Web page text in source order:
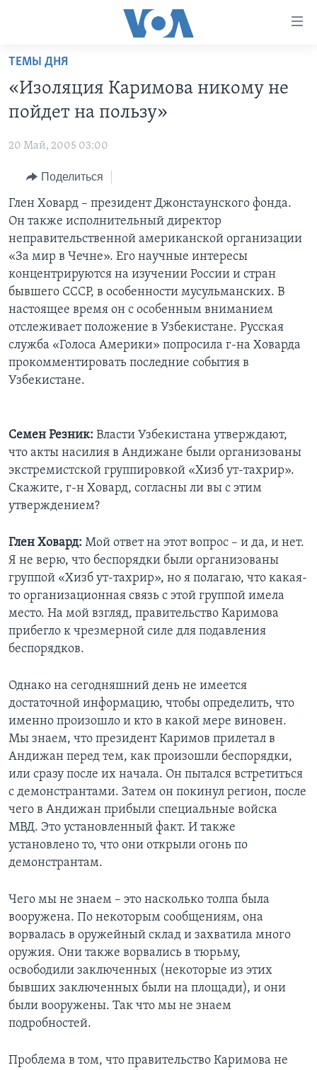
Перейти
основной
контент
навигации
Перейти
поиск
ПРОГРАММЫ
НОВОСТИ ЗА МИНУТУ
ИТОГИ
ПОЧЕМУ ЭТО ВАЖНО?
ДЕТАЛИ
НЬЮ-ЙОРК NEW YORK
АМЕРИКА. БОЛЬШОЕ ПУТЕШЕСТВИЕ
УЧИМ АНГЛИЙСКИЙ
НАША АМЕРИКАНСКАЯ ИСТОРИЯ
А КАК В АМЕРИКЕ?
АМЕРИКАНСКИЕ ГОРОДКИ
ТЕСТЫ
ЭКСПЕРТИЗА
ИНТЕРВЬЮ
ФАКТЫ ПРОТИВ ФЕЙКОВ
ЗА СВОБОДУ ПРЕССЫ
УЧИМ АНГЛИЙСКИЙ
ВИДЕО
ПОДПИСКА НА НОВОСТИ
Learning English
СОЦИАЛЬНЫЕ СЕТИ
Языки
ТЕМЫ ДНЯ
«Изоляция Каримова никому не
пойдет на пользу»
20 Май, 2005 03:00
Поделиться
Глен Ховард – президент Джонстаунского фонда.
Он также исполнительный директор
неправительственной американской организации
«За мир в Чечне». Его научные интересы
концентрируются на изучении России и стран
бывшего СССР, в особенности мусульманских. В
настоящее время он с особенным вниманием
отслеживает положение в Узбекистане. Русская
служба «Голоса Америки» попросила г-на Ховарда
прокомментировать последние события в
Узбекистане.
Семен Резник: Власти Узбекистана утверждают,
что акты насилия в Андижане были организованы
экстремистской группировкой «Хизб ут-тахрир».
Скажите, г-н Ховард, согласны ли вы с этим
утверждением?
Глен Ховард: Мой ответ на этот вопрос – и да, и нет.
Я не верю, что беспорядки были организованы
группой «Хизб ут-тахрир», но я полагаю, что какая-
то организационная связь с этой группой имела
место. На мой взгляд, правительство Каримова
прибегло к чрезмерной силе для подавления
беспорядков.
Однако на сегодняшний день не имеется
достаточной информацию, чтобы определить, что
именно произошло и кто в какой мере виновен.
Мы знаем, что президент Каримов прилетал в
Андижан перед тем, как произошли беспорядки,
или сразу после их начала. Он пытался встретиться
с демонстрантами. Затем он покинул регион, после
чего в Андижан прибыли специальные войска
МВД. Это установленный факт. И также
установлено то, что они открыли огонь по
демонстрантам.
Чего мы не знаем – это насколько толпа была
вооружена. По некоторым сообщениям, она
ворвалась в оружейный склад и захватила много
оружия. Они также ворвались в тюрьму,
освободили заключенных (некоторые из этих
бывших заключенных были на площади), и они
были вооружены. Так что мы не знаем
подробностей.
Проблема в том, что правительство Каримова не